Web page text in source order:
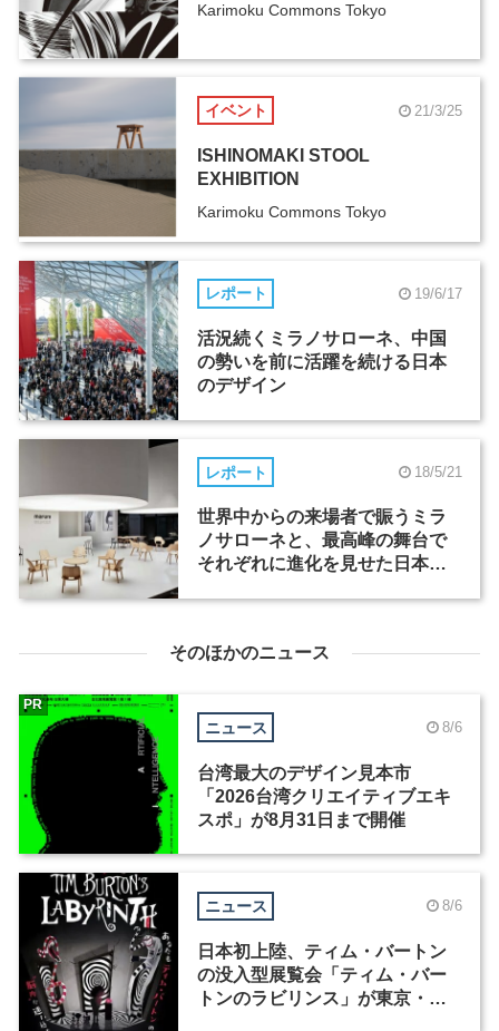
Karimoku Commons Tokyo
イベント 21/3/25
ISHINOMAKI STOOL
EXHIBITION
Karimoku Commons Tokyo
レポート 19/6/17
活況続くミラノサローネ、中国
の勢いを前に活躍を続ける日本
のデザイン
レポート 18/5/21
世界中からの来場者で賑うミラ
ノサローネと、最高峰の舞台で
それぞれに進化を見せた日本企
そのほかのニュース
ニュース 8/6
台湾最大のデザイン見本市
「2026台湾クリエイティブエキ
スポ」が8月31日まで開催
PR
ニュース 8/6
日本初上陸、ティム・バートン
の没入型展覧会「ティム・バー
トンのラビリンス」が東京・豊